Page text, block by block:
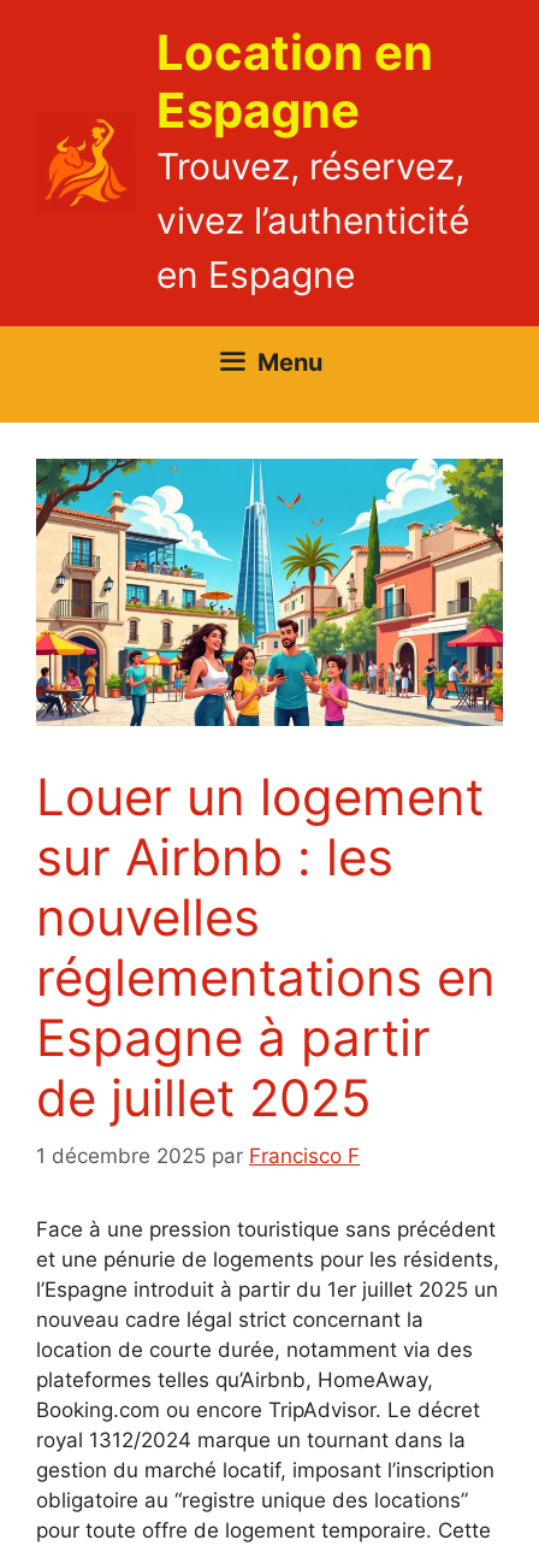
Location en
Espagne
Trouvez, réservez,
vivez l’authenticité
en Espagne
Menu
Louer un logement
sur Airbnb : les
nouvelles
réglementations en
Espagne à partir
de juillet 2025
1 décembre 2025 par Francisco F
Face à une pression touristique sans précédent
et une pénurie de logements pour les résidents,
l’Espagne introduit à partir du 1er juillet 2025 un
nouveau cadre légal strict concernant la
location de courte durée, notamment via des
plateformes telles qu’Airbnb, HomeAway,
Booking.com ou encore TripAdvisor. Le décret
royal 1312/2024 marque un tournant dans la
gestion du marché locatif, imposant l’inscription
obligatoire au “registre unique des locations”
pour toute offre de logement temporaire. Cette